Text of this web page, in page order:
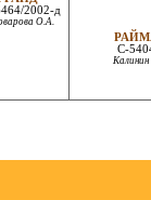
2002-д
О.А.
С-
Калинин